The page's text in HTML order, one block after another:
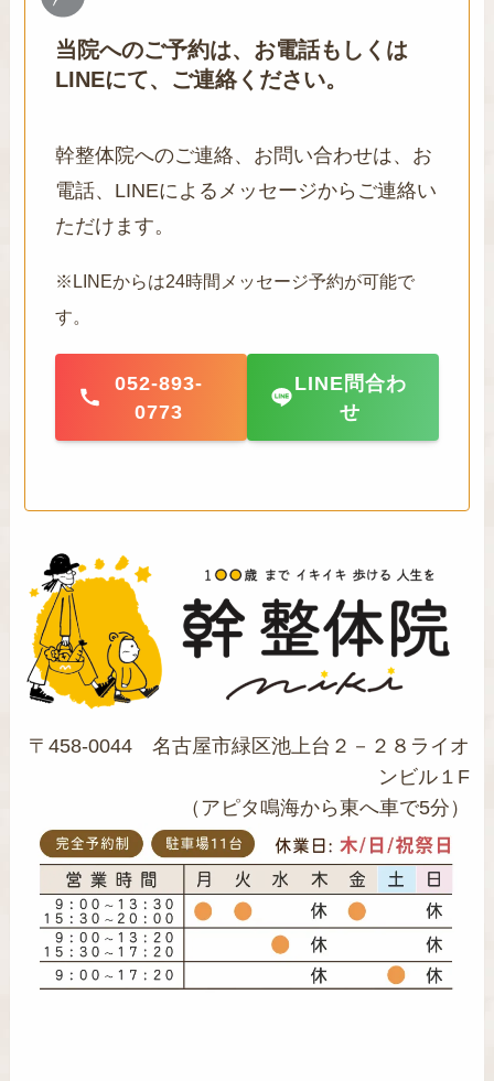
当院へのご予約は、お電話もしくは
LINEにて、ご連絡ください。
幹整体院へのご連絡、お問い合わせは、お
電話、LINEによるメッセージからご連絡い
ただけます。
※LINEからは24時間メッセージ予約が可能で
す。
052-893-
0773
LINE問合わ
せ
〒458-0044 名古屋市緑区池上台２－２８ライオ
ンビル１F
（アピタ鳴海から東へ車で5分）